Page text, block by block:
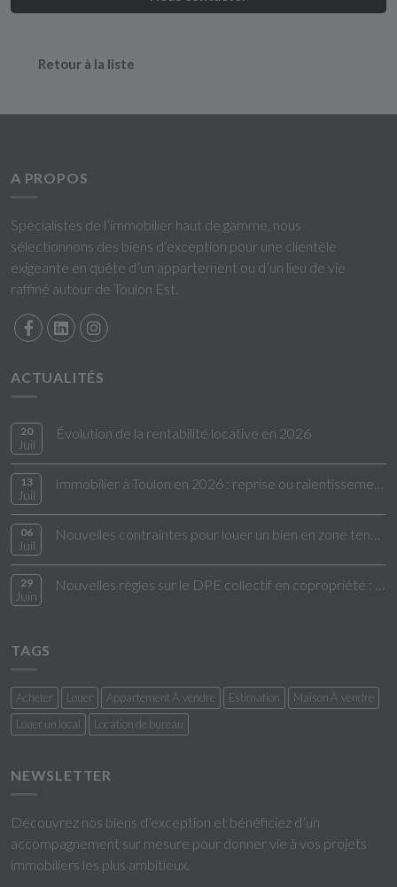
Retour à la liste
A PROPOS
Spécialistes de l’immobilier haut de gamme, nous
sélectionnons des biens d’exception pour une clientèle
exigeante en quête d’un appartement ou d’un lieu de vie
raffiné autour de Toulon Est.
ACTUALITÉS
20
Juil
Évolution de la rentabilité locative en 2026
13
Juil
06
Juil
29
Juin
TAGS
Acheter Louer Appartement Ã vendre Estimation
Maison Ã vendre
Louer un local
Location de bureau
NEWSLETTER
Découvrez nos biens d’exception et bénéficiez d’un
accompagnement sur mesure pour donner vie à vos projets
immobiliers les plus ambitieux.